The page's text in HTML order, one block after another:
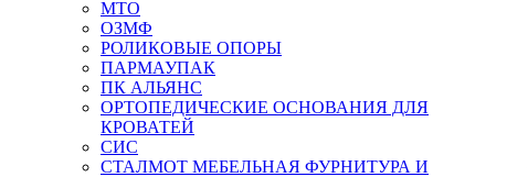
MTO
ОЗМФ
РОЛИКОВЫЕ ОПОРЫ
ПАРМАУПАК
ПК АЛЬЯНС
ОРТОПЕДИЧЕСКИЕ ОСНОВАНИЯ ДЛЯ
КРОВАТЕЙ
СИС
СТАЛМОТ МЕБЕЛЬНАЯ ФУРНИТУРА И